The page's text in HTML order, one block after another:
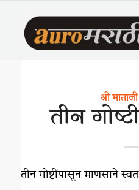
श्री
तीन
तीन गोष्टींपासून माणसाने